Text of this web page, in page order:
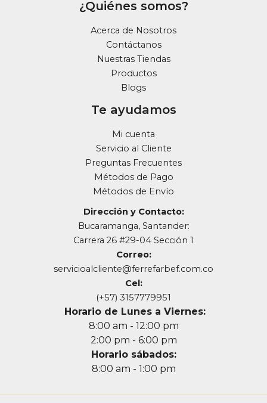
¿Quiénes somos?
Acerca de Nosotros
Contáctanos
Nuestras Tiendas
Productos
Blogs
Te ayudamos
Mi cuenta
Servicio al Cliente
Preguntas Frecuentes
Métodos de Pago
Métodos de Envío
Dirección y Contacto:
Bucaramanga, Santander:
Carrera 26 #29-04 Sección 1
Correo:
servicioalcliente@ferrefarbef.com.co
Cel:
(+57) 3157779951
Horario de Lunes a Viernes:
8:00 am - 12:00 pm
2:00 pm - 6:00 pm
Horario sábados:
8:00 am - 1:00 pm